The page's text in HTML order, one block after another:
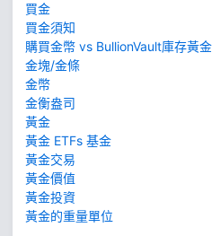
買金
買金須知
購買金幣 vs BullionVault庫存黃金
金塊/金條
金幣
金衡盎司
黃金
黃金 ETFs 基金
黃金交易
黃金價值
黃金投資
黃金的重量單位